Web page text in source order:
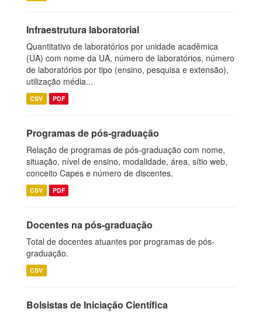
Infraestrutura laboratorial
Quantitativo de laboratórios por unidade acadêmica
(UA) com nome da UA, número de laboratórios, número
de laboratórios por tipo (ensino, pesquisa e extensão),
utilização média...
CSV PDF
Programas de pós-graduação
Relação de programas de pós-graduação com nome,
situação, nível de ensino, modalidade, área, sítio web,
conceito Capes e número de discentes.
CSV PDF
Docentes na pós-graduação
Total de docentes atuantes por programas de pós-
graduação.
CSV
Bolsistas de Iniciação Científica